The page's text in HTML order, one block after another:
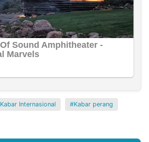
Kabar Internasional Kabar perang